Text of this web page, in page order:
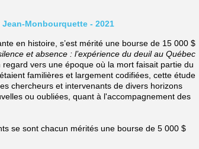
Monbourquette - 2021
en histoire, s’est mérité une bourse de 15 000 $
et absence : l’expérience du deuil au Québec
regard vers une époque où la mort faisait partie du
familières et largement codifiées, cette étude
chercheurs et intervenants de divers horizons
ou oubliées, quant à l'accompagnement des
se sont chacun mérités une bourse de 5 000 $